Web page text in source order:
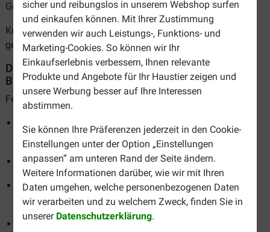
sicher und reibungslos in unserem Webshop surfen
und einkaufen können. Mit Ihrer Zustimmung
verwenden wir auch Leistungs-, Funktions- und
Marketing-Cookies. So können wir Ihr
Einkaufserlebnis verbessern, Ihnen relevante
Produkte und Angebote für Ihr Haustier zeigen und
unsere Werbung besser auf Ihre Interessen
abstimmen.
Sie können Ihre Präferenzen jederzeit in den Cookie-
Einstellungen unter der Option „Einstellungen
anpassen“ am unteren Rand der Seite ändern.
Weitere Informationen darüber, wie wir mit Ihren
Daten umgehen, welche personenbezogenen Daten
wir verarbeiten und zu welchem Zweck, finden Sie in
unserer Datenschutzerklärung.
Geschmacks- und Konservierungsstoffen.
Kurz gesagt: eine unwiderstehlich leckere und zugleich
gesunde Mahlzeit für Ihre Katze!
Die gesundheitlichen Vorteile von Felix auf einen
Blick
Felix Katzenfutter unterstützt:
Ein gesundes, glänzendes Fell dank essenzieller
Fettsäuren
Starke Muskeln durch hochwertige Proteine
Starke Zähne und Knochen dank Vitamin D und
Mineralstoffen
Ein starkes natürliches Immunsystem dank